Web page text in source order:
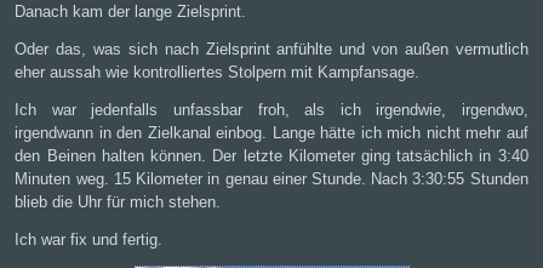
Danach kam der lange Zielsprint.
Oder das, was sich nach Zielsprint anfühlte und von außen vermutlich
eher aussah wie kontrolliertes Stolpern mit Kampfansage.
Ich war jedenfalls unfassbar froh, als ich irgendwie, irgendwo,
irgendwann in den Zielkanal einbog. Lange hätte ich mich nicht mehr auf
den Beinen halten können. Der letzte Kilometer ging tatsächlich in 3:40
Minuten weg. 15 Kilometer in genau einer Stunde. Nach 3:30:55 Stunden
blieb die Uhr für mich stehen.
Ich war fix und fertig.